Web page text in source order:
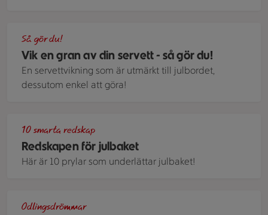
Vik en gran av din servett - så gör du!
Så gör du!
En servettvikning som är utmärkt till julbordet,
dessutom enkel att göra!
Redskapen för julbaket
10 smarta redskap
Här är 10 prylar som underlättar julbaket!
Odlingsdrömmar